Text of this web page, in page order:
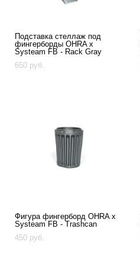
Подставка стеллаж под
фингерборды OHRA x
Systeam FB - Rack Gray
650 pуб.
Фигура фингерборд OHRA x
Systeam FB - Trashcan
450 pуб.